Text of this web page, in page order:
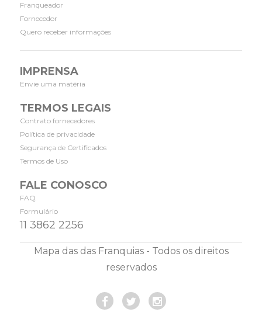
Franqueador
Fornecedor
Quero receber informações
IMPRENSA
Envie uma matéria
TERMOS LEGAIS
Contrato fornecedores
Política de privacidade
Segurança de Certificados
Termos de Uso
FALE CONOSCO
FAQ
Formulário
11 3862 2256
Mapa das das Franquias - Todos os direitos
reservados